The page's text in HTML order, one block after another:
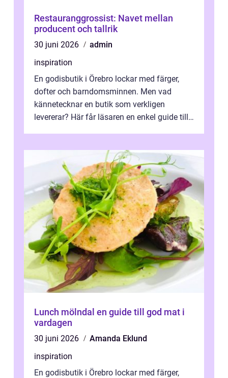
Restauranggrossist: Navet mellan
producent och tallrik
30 juni 2026
admin
inspiration
En godisbutik i Örebro lockar med färger,
dofter och barndomsminnen. Men vad
kännetecknar en butik som verkligen
levererar? Här får läsaren en enkel guide till
Lunch mölndal en guide till god mat i
vardagen
30 juni 2026
Amanda Eklund
inspiration
En godisbutik i Örebro lockar med färger,